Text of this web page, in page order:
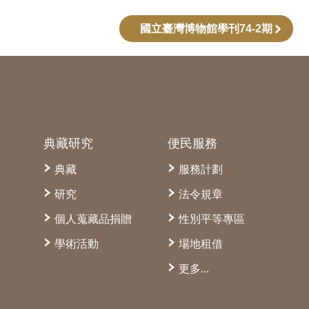
國立臺灣博物館學刊74-2期
典藏研究
典藏
研究
個人蒐藏品捐贈
學術活動
便民服務
服務計劃
法令規章
性別平等專區
場地租借
更多...